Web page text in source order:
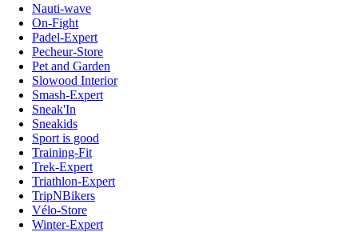
Nauti-wave
On-Fight
Padel-Expert
Pecheur-Store
Pet and Garden
Slowood Interior
Smash-Expert
Sneak'In
Sneakids
Sport is good
Training-Fit
Trek-Expert
Triathlon-Expert
TripNBikers
Vélo-Store
Winter-Expert